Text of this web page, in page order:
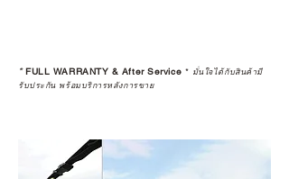
*FULL WARRANTY & After Service * มั่นใจได้กับสินค้ามี
รับประกัน พร้อมบริการหลังการขาย